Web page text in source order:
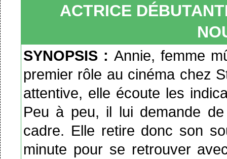
ACTRICE
SYNOPSIS :Annie, femme
premier rôle au cinéma chez
attentive, elle écoute les
Peu à peu, il lui demande
cadre. Elle retire donc son
minute pour se retrouver